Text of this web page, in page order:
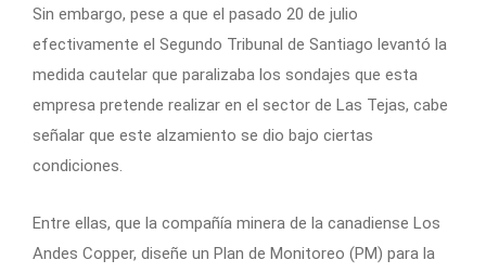
Sin embargo, pese a que el pasado 20 de julio
efectivamente el Segundo Tribunal de Santiago levantó la
medida cautelar que paralizaba los sondajes que esta
empresa pretende realizar en el sector de Las Tejas, cabe
señalar que este alzamiento se dio bajo ciertas
condiciones.
Entre ellas, que la compañía minera de la canadiense Los
Andes Copper, diseñe un Plan de Monitoreo (PM) para la